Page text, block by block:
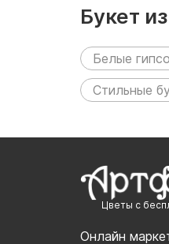
Букет
Белые
Стильные
Цветы с
Онлайн